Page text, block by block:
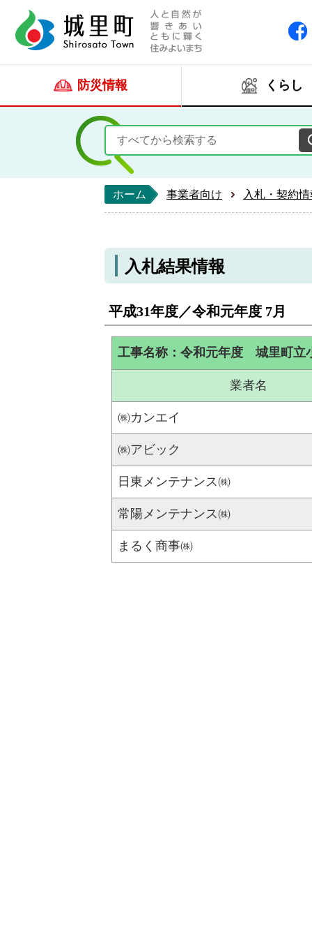
防災情報 くらし
ホーム 事業者向け 入札・契約
入札結果情報
平成31年度／令和元年度 7月
工事名称：令和元年度 城里町立
業者名
㈱カンエイ
㈱アビック
日東メンテナンス㈱
常陽メンテナンス㈱
まるく商事㈱